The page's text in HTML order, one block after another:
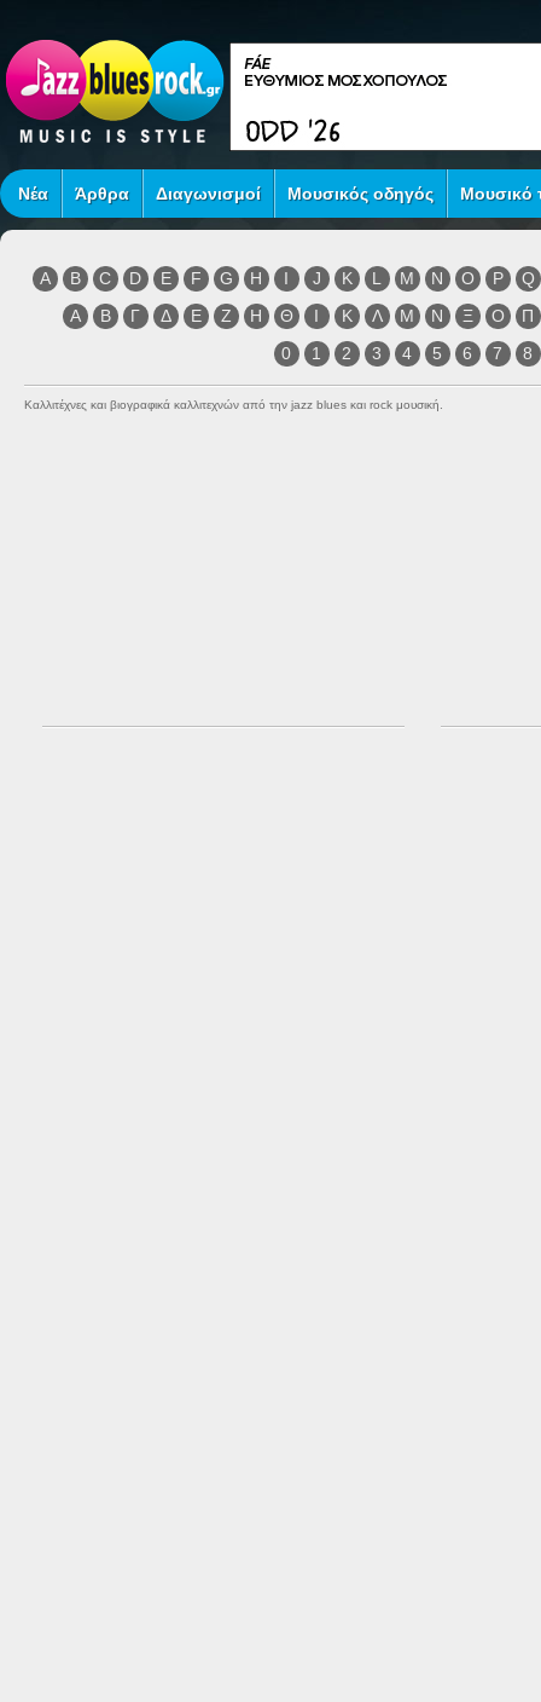
Νέα Άρθρα Διαγωνισμοί Μουσικός οδηγός Μουσικό
A B C D E F G H I J K L M N O P
Q
Α
Β Γ Δ Ε Ζ Η Θ Ι Κ Λ Μ Ν Ξ Ο
Π
0
1 2 3 4 5 6 7 8
Καλλιτέχνες και βιογραφικά καλλιτεχνών από την jazz blues και rock μουσική.